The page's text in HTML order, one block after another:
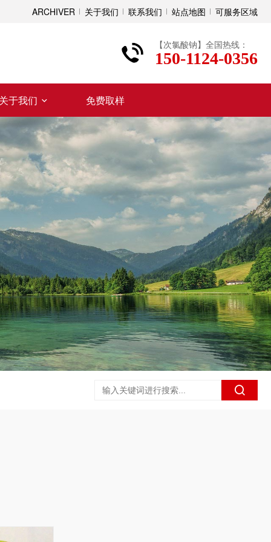
ARCHIVER 关于我们 联系我们 站点地图 可服务区域
【次氯酸钠】全国热线：
150-1124-0356
于我们 免费取样